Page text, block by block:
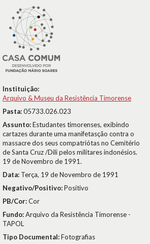
Instituição:
Arquivo & Museu da Resistência Timorense
Pasta:05733.026.023
Assunto:Estudantes timorenses, exibindo
cartazes durante uma manifetasção contra o
massacre dos seus compatriótas no Cemitério
de Santa Cruz /Dili pelos militares indonésios.
19 de Novembro de 1991.
Data: Terça, 19 de Novembro de 1991
Negativo/Positivo:Positivo
PB/Cor:Cor
Fundo:Arquivo da Resistência Timorense -
TAPOL
Tipo Documental:Fotografias